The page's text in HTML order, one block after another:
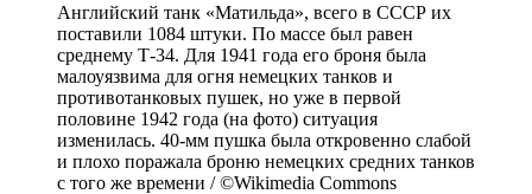
Английский танк «Матильда», всего в СССР их
поставили 1084 штуки. По массе был равен
среднему Т-34. Для 1941 года его броня была
малоуязвима для огня немецких танков и
противотанковых пушек, но уже в первой
половине 1942 года (на фото) ситуация
изменилась. 40-мм пушка была откровенно слабой
и плохо поражала броню немецких средних танков
с того же времени / ©Wikimedia Commons